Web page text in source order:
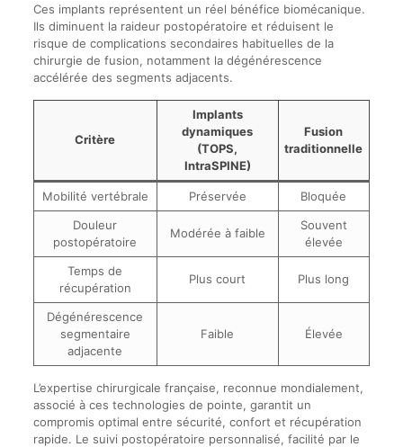
Ces implants représentent un réel bénéfice biomécanique.
Ils diminuent la raideur postopératoire et réduisent le
risque de complications secondaires habituelles de la
chirurgie de fusion, notamment la dégénérescence
accélérée des segments adjacents.
Critère
Implants
dynamiques
(TOPS,
IntraSPINE)
Fusion
traditionnelle
Mobilité vertébrale Préservée
Bloquée
Douleur
postopératoire
Modérée à faible
Souvent
élevée
Temps de
récupération
Plus court Plus long
Dégénérescence
segmentaire
adjacente
Faible Élevée
L’expertise chirurgicale française, reconnue mondialement,
associé à ces technologies de pointe, garantit un
compromis optimal entre sécurité, confort et récupération
rapide. Le suivi postopératoire personnalisé, facilité par le